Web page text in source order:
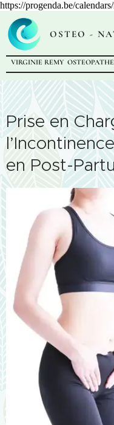
https://progenda.be/
OSTEO -
VIRGINIE REMY
Prise en
en Post-